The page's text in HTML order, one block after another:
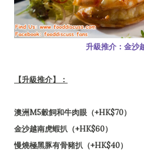
升級推介：金沙
【升級推介】：
澳洲M5穀飼和牛肉眼（+HK$70）
金沙越南虎蝦扒（+HK$60）
慢燒極黑豚有骨豬扒（+HK$40）